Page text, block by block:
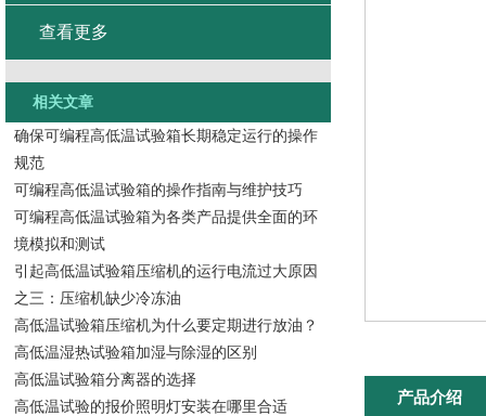
产品介绍
查看更多
相关文章
确保可编程高低温试验箱长期稳定运行的操作
规范
可编程高低温试验箱的操作指南与维护技巧
可编程高低温试验箱为各类产品提供全面的环
境模拟和测试
引起高低温试验箱压缩机的运行电流过大原因
之三：压缩机缺少冷冻油
高低温试验箱压缩机为什么要定期进行放油？
高低温湿热试验箱加湿与除湿的区别
高低温试验箱分离器的选择
高低温试验的报价照明灯安装在哪里合适